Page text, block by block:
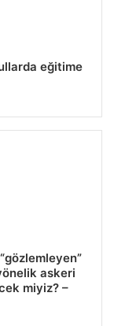
eğitime
askeri
miyiz? –